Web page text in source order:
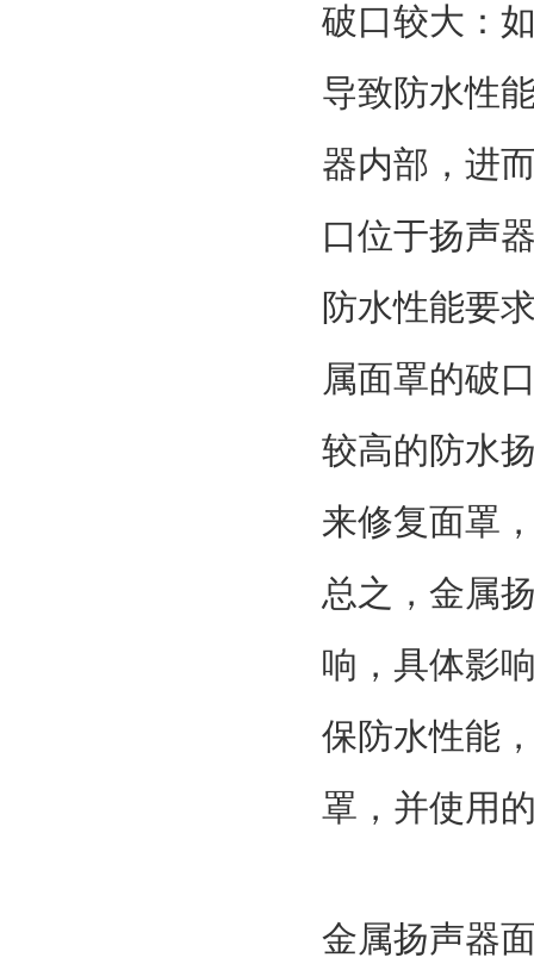
破口较大：
导致防水性
器内部，进
口位于扬声
防水性能要
属面罩的破
较高的防水
来修复面罩
总之，金属
响，具体影
保防水性能
罩，并使用
金属扬声器